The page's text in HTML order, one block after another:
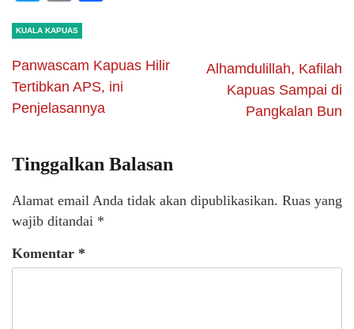
KUALA KAPUAS
Panwascam Kapuas Hilir
Tertibkan APS, ini
Penjelasannya
Alhamdulillah, Kafilah
Kapuas Sampai di
Pangkalan Bun
Tinggalkan Balasan
Alamat email Anda tidak akan dipublikasikan. Ruas yang
wajib ditandai *
Komentar *